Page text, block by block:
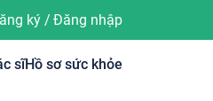
ký/ Đăng nhập
sĩHồ sơ sức khỏe